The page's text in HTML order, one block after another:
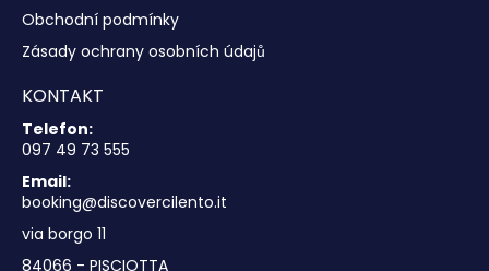
Obchodní podmínky
Zásady ochrany osobních údajů
KONTAKT
Telefon:
097 49 73 555
Email:
booking@discovercilento.it
via borgo 11
84066 - PISCIOTTA